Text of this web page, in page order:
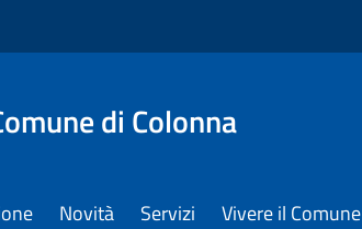
di Colonna
Novità Servizi Vivere il Comune